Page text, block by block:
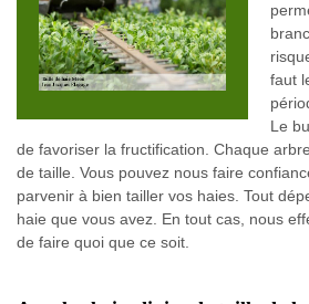
faut
Le
de favoriser la fructification. Chaque
de taille. Vous pouvez nous faire
parvenir à bien tailler vos haies. Tout
haie que vous avez. En tout cas, nous
de faire quoi que ce soit.